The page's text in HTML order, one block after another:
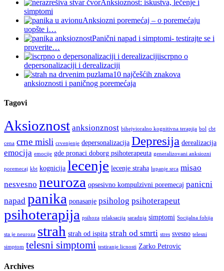
Anksioznost: iskustva, lečenje i
simptomi
Anksiozni poremećaj – o poremećaju
uopšte i…
Panični napad i simptomi- testirajte se i
proverite…
iscrpno o
depersonalizaciji i derealizaciji
10 najčešćih znakova
anksioznosti i paničnog poremećaja
Tagovi
Aksioznost anksionznost bihejvioralno kognitivna terapija bol cbt
cena crne misli crvenjenje depersonalizacija Depresija derealizacija
emocija emocije gde pronaci doborg psihoterapeuta generalizovani anksiozni
poremecaj kbt kognicija lecenje lecenje straha lupanje srca misao
nesvesno neuroza opsesivno kompulzivni poremecaj panicni
napad panika ponasanje psiholog psihoterapeut
psihoterapija psihoza relaksacija saradnja simptomi Socijalna fobija
sta je neuroza strah strah od ispita strah od smrti stres svesno telesni
simptom telesni simptomi testiranje licnosti Zarko Petrovic
Archives